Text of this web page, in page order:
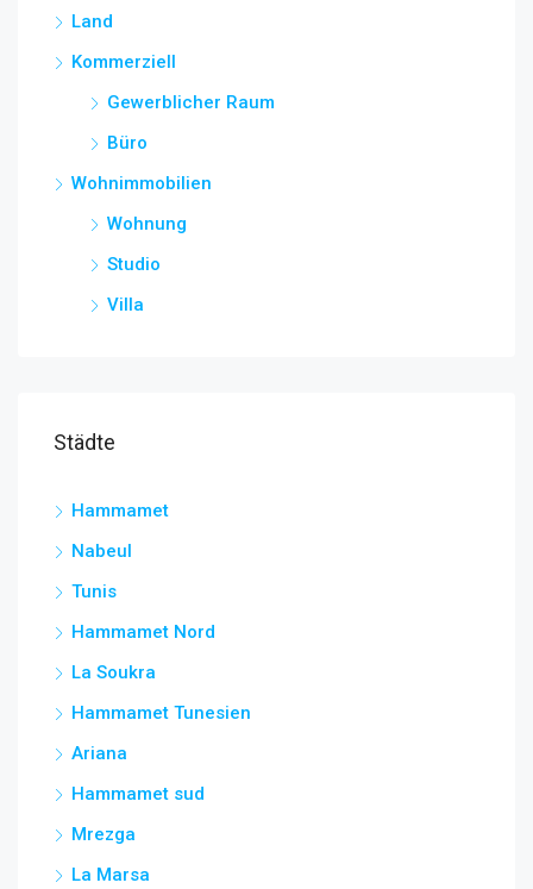
Land
Kommerziell
Gewerblicher Raum
Büro
Wohnimmobilien
Wohnung
Studio
Villa
Städte
Hammamet
Nabeul
Tunis
Hammamet Nord
La Soukra
Hammamet Tunesien
Ariana
Hammamet sud
Mrezga
La Marsa